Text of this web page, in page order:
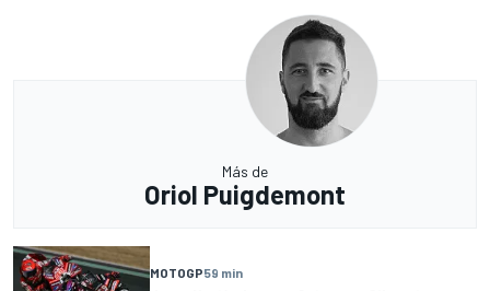
Más de
Oriol Puigdemont
MOTOGP59 min